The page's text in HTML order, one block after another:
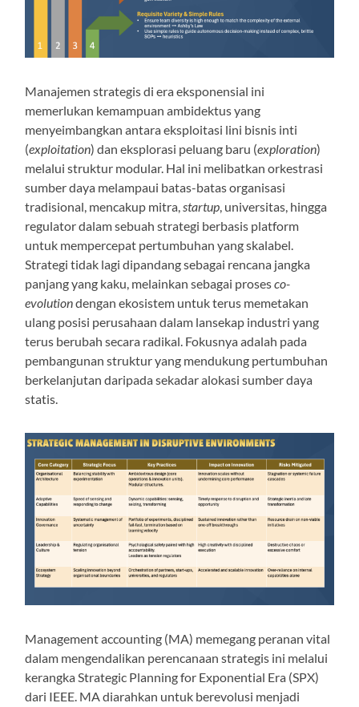
Manajemen strategis di era eksponensial ini
memerlukan kemampuan ambidektus yang
menyeimbangkan antara eksploitasi lini bisnis inti
(exploitation) dan eksplorasi peluang baru (exploration)
melalui struktur modular. Hal ini melibatkan orkestrasi
sumber daya melampaui batas-batas organisasi
tradisional, mencakup mitra,startup, universitas, hingga
regulator dalam sebuah strategi berbasis platform
untuk mempercepat pertumbuhan yang skalabel.
Strategi tidak lagi dipandang sebagai rencana jangka
panjang yang kaku, melainkan sebagai prosesco-
evolutiondengan ekosistem untuk terus memetakan
ulang posisi perusahaan dalam lansekap industri yang
terus berubah secara radikal. Fokusnya adalah pada
pembangunan struktur yang mendukung pertumbuhan
berkelanjutan daripada sekadar alokasi sumber daya
statis.
Management accounting (MA) memegang peranan vital
dalam mengendalikan perencanaan strategis ini melalui
kerangka Strategic Planning for Exponential Era (SPX)
dari IEEE. MA diarahkan untuk berevolusi menjadi